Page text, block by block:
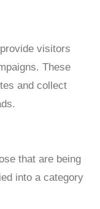
visitors
These
and collect
that are being
into a category